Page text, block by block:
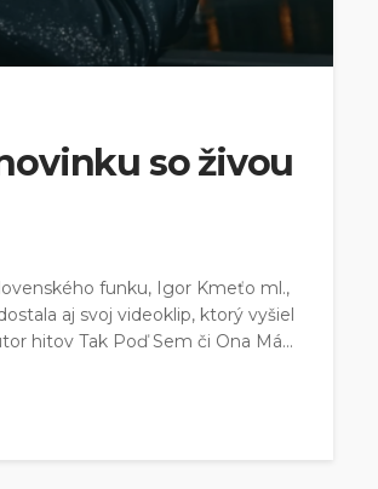
so živou
funku, Igor Kmeťo ml.,
aj svoj videoklip, ktorý vyšiel
hitov Tak Poď Sem či Ona Má...